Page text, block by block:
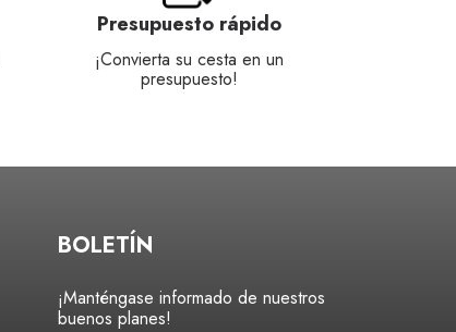
Presupuesto rápido
¡Convierta su cesta en un
presupuesto!
BOLETÍN
¡Manténgase informado de nuestros
buenos planes!